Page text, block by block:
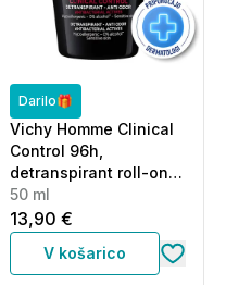
Darilo🎁
Vichy Homme Clinical
Control 96h,
detranspirant roll-on
proti neprijetnemu
vonju (50 ml)
50 ml
13,90 €
V košarico